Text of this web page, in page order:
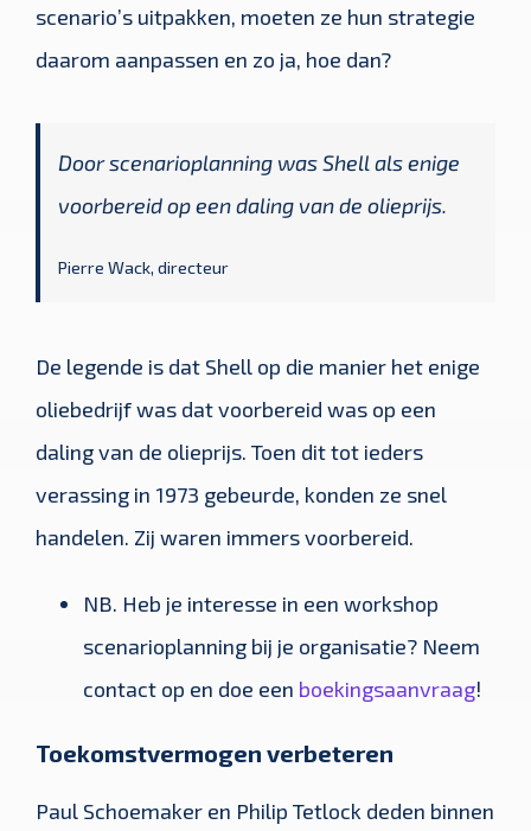
scenario’s uitpakken, moeten ze hun strategie
daarom aanpassen en zo ja, hoe dan?
Door scenarioplanning was Shell als enige
voorbereid op een daling van de olieprijs.
Pierre Wack, directeur
De legende is dat Shell op die manier het enige
oliebedrijf was dat voorbereid was op een
daling van de olieprijs. Toen dit tot ieders
verassing in 1973 gebeurde, konden ze snel
handelen. Zij waren immers voorbereid.
NB. Heb je interesse in een workshop
scenarioplanning bij je organisatie? Neem
contact op en doe een boekingsaanvraag!
Toekomstvermogen verbeteren
Paul Schoemaker en Philip Tetlock deden binnen